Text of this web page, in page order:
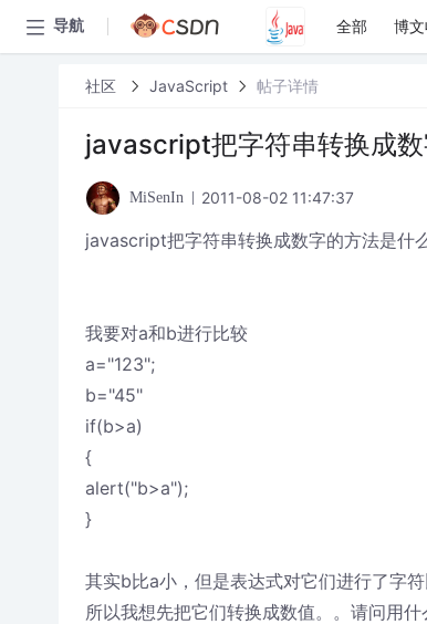
导航 全部 博
社区 JavaScript 帖子详情
javascript把字符串转换成数
MiSenIn 2011-08-02 11:47:37
javascript把字符串转换成数字的方法是什
我要对a和b进行比较
a="123";
b="45"
if(b>a)
{
alert("b>a");
}
其实b比a小，但是表达式对它们进行了字符
所以我想先把它们转换成数值。。请问用什